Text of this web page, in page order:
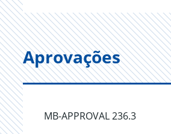
Aprovações
MB-APPROVAL 236.3